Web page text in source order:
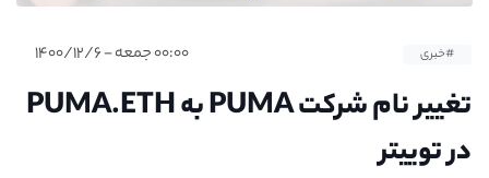
#خبری ۰۰:۰۰ جمعه - ۱۴۰۰/۱۲/۶
تغییر نام شرکت PUMA به PUMA.ETH
در توییتر